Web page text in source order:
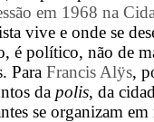
em 1968 na
vive e onde se
é político, não de
Para Francis Alÿs,
da polis, da
se organizam